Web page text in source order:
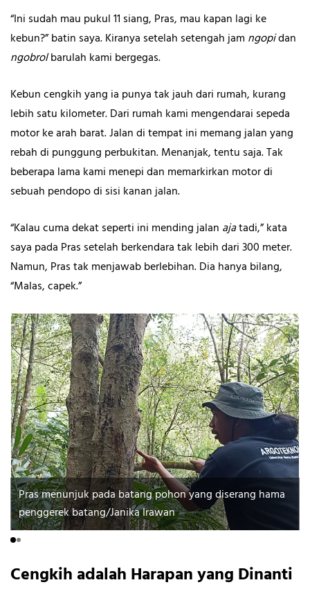
“Ini sudah mau pukul 11 siang, Pras, mau kapan lagi ke
kebun?” batin saya. Kiranya setelah setengah jam ngopidan
ngobrolbarulah kami bergegas.
Kebun cengkih yang ia punya tak jauh dari rumah, kurang
lebih satu kilometer. Dari rumah kami mengendarai sepeda
motor ke arah barat. Jalan di tempat ini memang jalan yang
rebah di punggung perbukitan. Menanjak, tentu saja. Tak
beberapa lama kami menepi dan memarkirkan motor di
sebuah pendopo di sisi kanan jalan.
“Kalau cuma dekat seperti ini mending jalan ajatadi,” kata
saya pada Pras setelah berkendara tak lebih dari 300 meter.
Namun, Pras tak menjawab berlebihan. Dia hanya bilang,
“Malas, capek.”
Pras menunjuk pada batang pohon yang diserang hama
penggerek batang/Janika Irawan
Cengkih adalah Harapan yang Dinanti